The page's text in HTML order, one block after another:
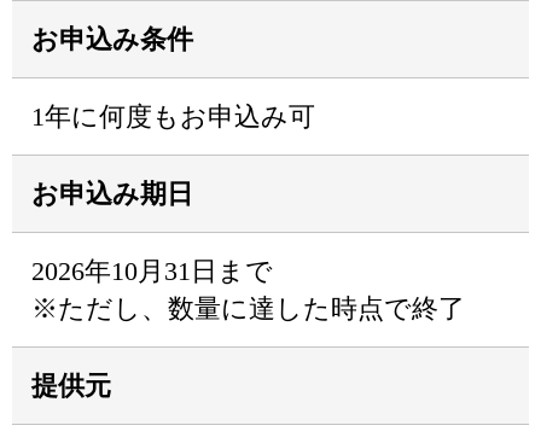
お申込み条件
1年に何度もお申込み可
お申込み期日
2026年10月31日まで
※ただし、数量に達した時点で終了
提供元